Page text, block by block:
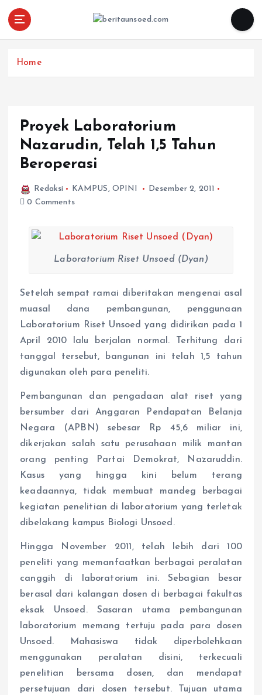
Home
Proyek Laboratorium
Nazarudin, Telah 1,5 Tahun
Beroperasi
Redaksi KAMPUS , OPINI
Desember 2, 2011
0 Comments
Laboratorium Riset Unsoed (Dyan)
Setelah sempat ramai diberitakan mengenai asal
muasal dana pembangunan, penggunaan
Laboratorium Riset Unsoed yang didirikan pada 1
April 2010 lalu berjalan normal. Terhitung dari
tanggal tersebut, bangunan ini telah 1,5 tahun
digunakan oleh para peneliti.
Pembangunan dan pengadaan alat riset yang
bersumber dari Anggaran Pendapatan Belanja
Negara (APBN) sebesar Rp 45,6 miliar ini,
dikerjakan salah satu perusahaan milik mantan
orang penting Partai Demokrat, Nazaruddin.
Kasus yang hingga kini belum terang
keadaannya, tidak membuat mandeg berbagai
kegiatan penelitian di laboratorium yang terletak
dibelakang kampus Biologi Unsoed.
Hingga November 2011, telah lebih dari 100
peneliti yang memanfaatkan berbagai peralatan
canggih di laboratorium ini. Sebagian besar
berasal dari kalangan dosen di berbagai fakultas
eksak Unsoed. Sasaran utama pembangunan
laboratorium memang tertuju pada para dosen
Unsoed. Mahasiswa tidak diperbolehkaan
menggunakan peralatan disini, terkecuali
penelitian bersama dosen, dan mendapat
persetujuan dari dosen tersebut. Tujuan utama